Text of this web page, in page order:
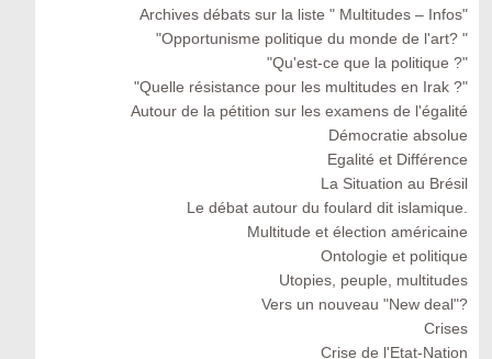
Archives débats sur la liste " Multitudes – Infos"
"Opportunisme politique du monde de l'art? "
"Qu'est-ce que la politique ?"
"Quelle résistance pour les multitudes en Irak ?"
Autour de la pétition sur les examens de l'égalité
Démocratie absolue
Egalité et Différence
La Situation au Brésil
Le débat autour du foulard dit islamique.
Multitude et élection américaine
Ontologie et politique
Utopies, peuple, multitudes
Vers un nouveau "New deal"?
Crises
Crise de l'Etat-Nation